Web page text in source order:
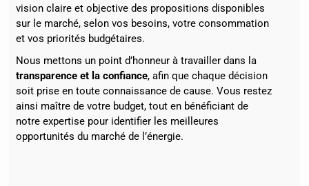
vision claire et objective des propositions disponibles
sur le marché, selon vos besoins, votre consommation
et vos priorités budgétaires.
Nous mettons un point d’honneur à travailler dans la
transparence et la confiance, afin que chaque décision
soit prise en toute connaissance de cause. Vous restez
ainsi maître de votre budget, tout en bénéficiant de
notre expertise pour identifier les meilleures
opportunités du marché de l’énergie.